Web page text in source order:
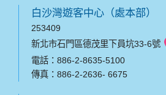
白沙灣遊客中心（處本部）
253409
新北市石門區德茂里下員坑33-6號
電話：886-2-8635-5100
傳真：886-2-2636- 6675